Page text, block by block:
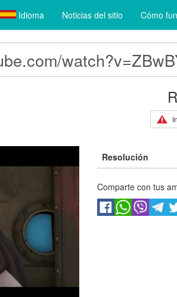
Idioma Noticias del sitio Cómo
Resolución
Comparte con tus